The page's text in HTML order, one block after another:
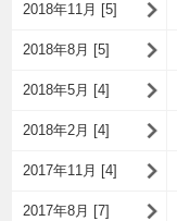
2018年11月 [5]
2018年8月 [5]
2018年5月 [4]
2018年2月 [4]
2017年11月 [4]
2017年8月 [7]